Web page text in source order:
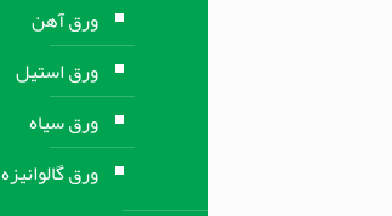
ورق آهن
ورق استیل
ورق سیاه
ورق گالوانیزه